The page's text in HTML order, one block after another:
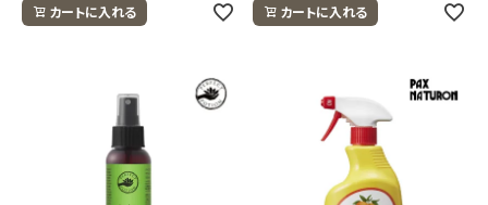
カートに入れる カートに入れる